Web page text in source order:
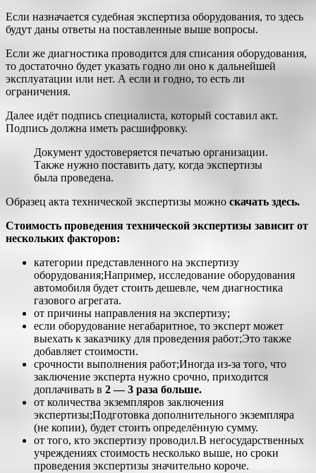
Если назначается судебная экспертиза оборудования, то здесь
будут даны ответы на поставленные выше вопросы.
Если же диагностика проводится для списания оборудования,
то достаточно будет указать годно ли оно к дальнейшей
эксплуатации или нет. А если и годно, то есть ли
ограничения.
Далее идёт подпись специалиста, который составил акт.
Подпись должна иметь расшифровку.
Документ удостоверяется печатью организации.
Также нужно поставить дату, когда экспертизы
была проведена.
Образец акта технической экспертизы можно скачать здесь.
Стоимость проведения технической экспертизы зависит от
нескольких факторов:
категории представленного на экспертизу
оборудования;Например, исследование оборудования
автомобиля будет стоить дешевле, чем диагностика
газового агрегата.
от причины направления на экспертизу;
если оборудование негабаритное, то эксперт может
выехать к заказчику для проведения работ;Это также
добавляет стоимости.
срочности выполнения работ;Иногда из-за того, что
заключение эксперта нужно срочно, приходится
доплачивать в 2 — 3 раза больше.
от количества экземпляров заключения
экспертизы;Подготовка дополнительного экземпляра
(не копии), будет стоить определённую сумму.
от того, кто экспертизу проводил.В негосударственных
учреждениях стоимость несколько выше, но сроки
проведения экспертизы значительно короче.